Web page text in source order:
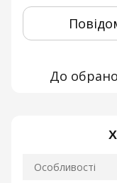
До
Особливості